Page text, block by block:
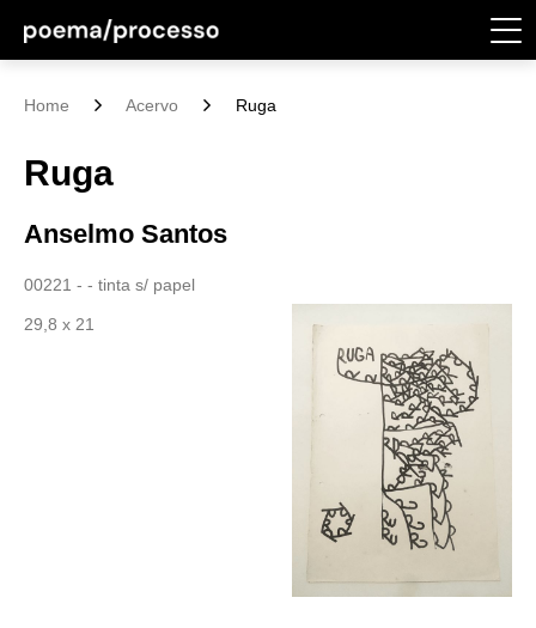
Home Acervo Ruga
Ruga
Anselmo Santos
00221 - - tinta s/ papel
29,8 x 21